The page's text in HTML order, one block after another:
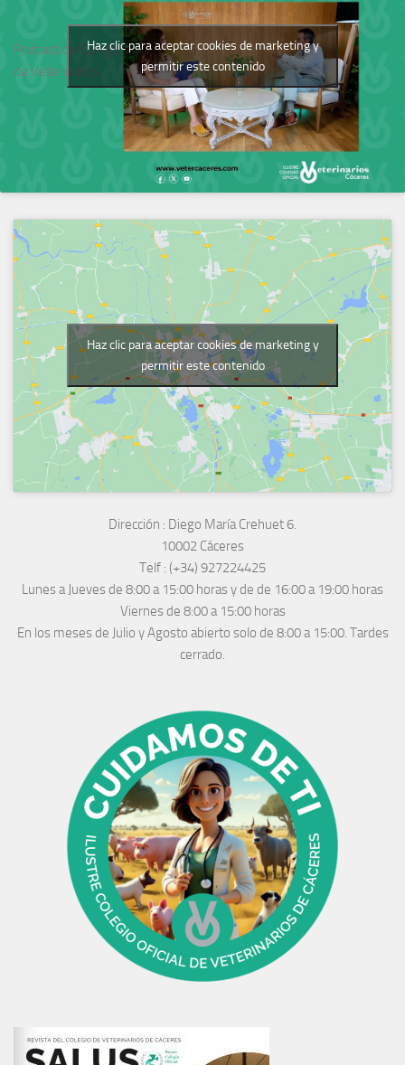
Podcast del Colegio
de Veterinarios
Haz clic para aceptar cookies de marketing y
permitir este contenido
Haz clic para aceptar cookies de marketing y
permitir este contenido
Dirección : Diego María Crehuet 6.
10002 Cáceres
Telf : (+34) 927224425
Lunes a Jueves de 8:00 a 15:00 horas y de de 16:00 a 19:00 horas
Viernes de 8:00 a 15:00 horas
En los meses de Julio y Agosto abierto solo de 8:00 a 15:00. Tardes
cerrado.